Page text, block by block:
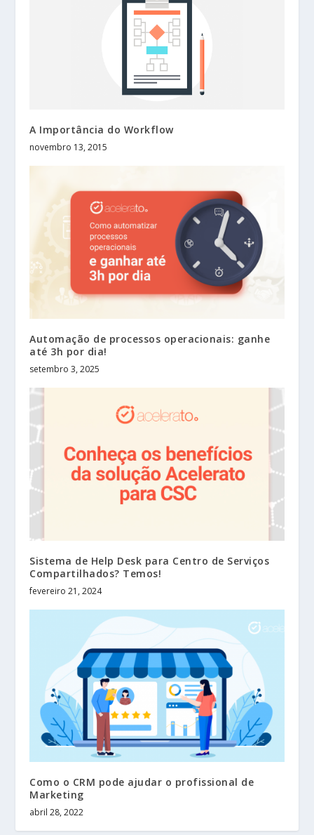
A Importância do Workflow
novembro 13, 2015
Automação de processos operacionais: ganhe
até 3h por dia!
setembro 3, 2025
Sistema de Help Desk para Centro de Serviços
Compartilhados? Temos!
fevereiro 21, 2024
Como o CRM pode ajudar o profissional de
Marketing
abril 28, 2022